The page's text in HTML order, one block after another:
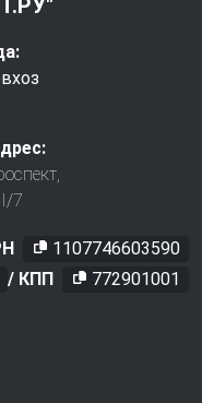
7
1107746603590
/ КПП 772901001